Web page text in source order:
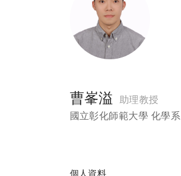
曹峯溢 助理教授
國立彰化師範大學 化學系
個人資料